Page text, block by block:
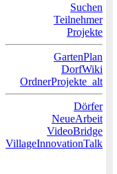
Suchen
Teilnehmer
Projekte
GartenPlan
DorfWiki
OrdnerProjekte_alt
Dörfer
NeueArbeit
VideoBridge
VillageInnovationTalk